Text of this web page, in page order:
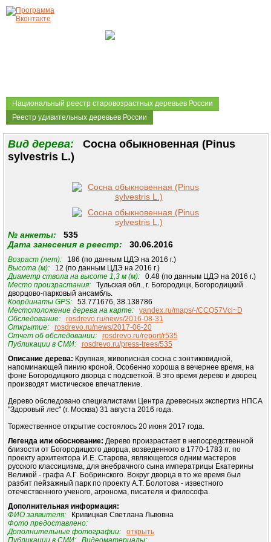
Национальный реестр старовозрастных деревьев России
Реестр удивительных деревьев России
Вид дерева: Сосна обыкновенная (Pinus
sylvestris L.)
№ анкеты: 535
Дата занесения в реестр: 30.06.2016
Возраст (лет):186 (по данным ЦДЭ на 2016 г.)
Высота (м):12 (по данным ЦДЭ на 2016 г.)
Диаметр ствола на высоте 1,3 м (м):0.48 (по данным ЦДЭ на 2016 г.)
Место произрастания:Тульская обл., г. Богородицк, Богородицкий
дворцово-парковый ансамбль.
Координаты GPS:53.771676, 38.138786
Местоположение дерева на карте:
yandex.ru/maps/-/CCQ57Vcl~D
Обследование:
rosdrevo.ru/news/2016-08-31
Открытие:
rosdrevo.ru/news/2017-06-20
Отчет об обследовании:
rosdrevo.ru/report/r535
Публикации в СМИ:
rosdrevo.ru/press-trees/535
Описание дерева: Крупная, живописная сосна с зонтиковидной,
напоминающей пинию кроной. Особенно хороша в вечернее время, на
фоне Богородицкого дворца с подсветкой. В это время дерево и дворец
производят мистическое впечатление.
Дерево обследовано специалистами Центра древесных экспертиз НПСА
"Здоровый лес" (г. Москва) 31 августа 2016 года.
Торжественное открытие состоялось 20 июня 2017 года.
Легенда или обоснование: Дерево произрастает в непосредственной
близости от Богородицкого дворца, возведенного в 1770-1783 гг. по
проекту архитектора И.Е. Старова, являющегося одним мастеров
русского классицизма, для внебрачного сына императрицы Екатерины
Великой - графа А.Г. Бобринского. Вокруг дворца в то же время был
разбит пейзажный парк по проекту А.Т. Болотова - известного
отечественного ученого, агронома, писателя и философа.
Дополнительная информация:
ФИО заявителя:Кривицкая Светлана Львовна
Фото предоставлено:
Дополнительные фотографии:
открыть